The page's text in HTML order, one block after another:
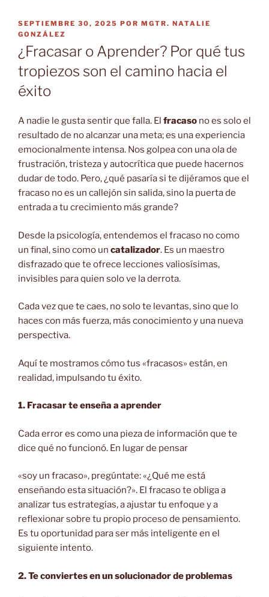
PUBLICADO
EL
SEPTIEMBRE 30, 2025 POR MGTR. NATALIE
GONZÁLEZ
¿Fracasar o Aprender? Por qué tus
tropiezos son el camino hacia el
éxito
A nadie le gusta sentir que falla. El fracaso no es solo el
resultado de no alcanzar una meta; es una experiencia
emocionalmente intensa. Nos golpea con una ola de
frustración, tristeza y autocrítica que puede hacernos
dudar de todo. Pero, ¿qué pasaría si te dijéramos que el
fracaso no es un callejón sin salida, sino la puerta de
entrada a tu crecimiento más grande?
Desde la psicología, entendemos el fracaso no como
un final, sino como un catalizador. Es un maestro
disfrazado que te ofrece lecciones valiosísimas,
invisibles para quien solo ve la derrota.
Cada vez que te caes, no solo te levantas, sino que lo
haces con más fuerza, más conocimiento y una nueva
perspectiva.
Aquí te mostramos cómo tus «fracasos» están, en
realidad, impulsando tu éxito.
1. Fracasar te enseña a aprender
Cada error es como una pieza de información que te
dice qué no funcionó. En lugar de pensar
«soy un fracaso», pregúntate: «¿Qué me está
enseñando esta situación?». El fracaso te obliga a
analizar tus estrategias, a ajustar tu enfoque y a
reflexionar sobre tu propio proceso de pensamiento.
Es tu oportunidad para ser más inteligente en el
siguiente intento.
2. Te conviertes en un solucionador de problemas